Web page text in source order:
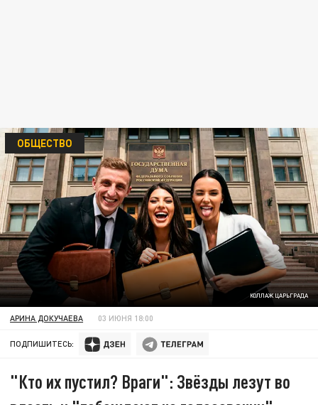
КОЛЛАЖ ЦАРЬГРАДА
ОБЩЕСТВО
АРИНА ДОКУЧАЕВА 03 ИЮНЯ 18:00
ПОДПИШИТЕСЬ:
"Кто их пустил? Враги": Звёзды лезут во